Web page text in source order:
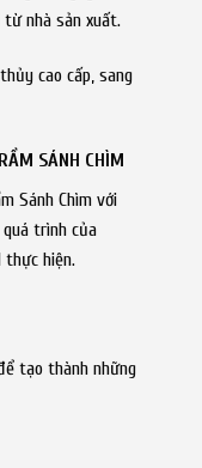
từ nhà sản xuất.
cao cấp, sang
SÁNH CHÌM
Sánh Chìm với
trình của
thực hiện.
tạo thành những